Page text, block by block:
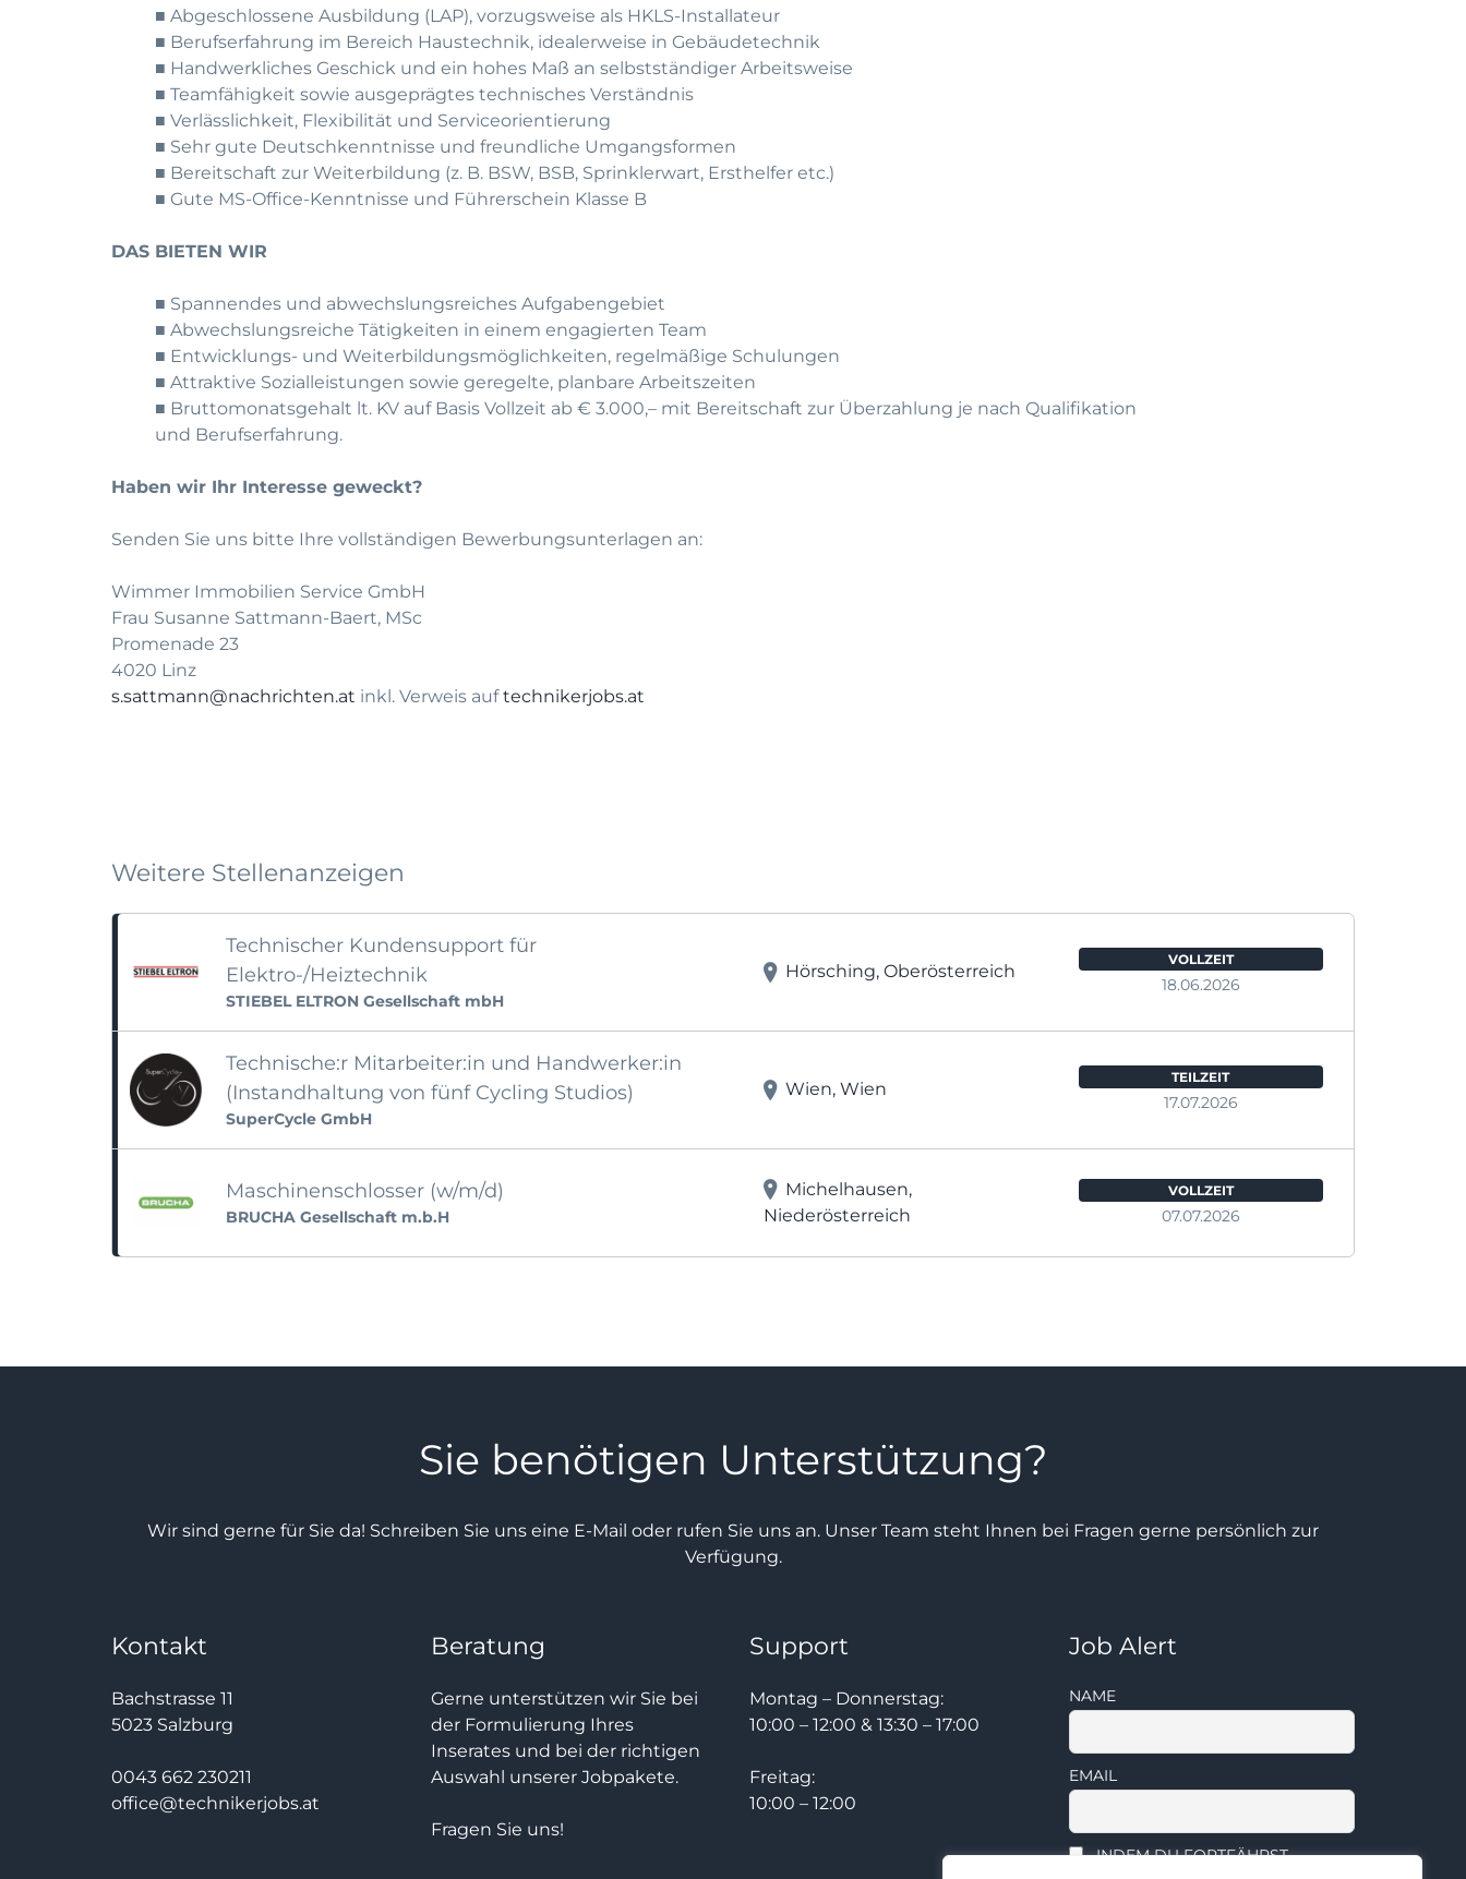
■ Abgeschlossene Ausbildung (LAP), vorzugsweise als HKLS-Installateur
■ Berufserfahrung im Bereich Haustechnik, idealerweise in Gebäudetechnik
■ Handwerkliches Geschick und ein hohes Maß an selbstständiger Arbeitsweise
■ Teamfähigkeit sowie ausgeprägtes technisches Verständnis
■ Verlässlichkeit, Flexibilität und Serviceorientierung
■ Sehr gute Deutschkenntnisse und freundliche Umgangsformen
■ Bereitschaft zur Weiterbildung (z. B. BSW, BSB, Sprinklerwart, Ersthelfer etc.)
■ Gute MS-Office-Kenntnisse und Führerschein Klasse B
DAS BIETEN WIR
■ Spannendes und abwechslungsreiches Aufgabengebiet
■ Abwechslungsreiche Tätigkeiten in einem engagierten Team
■ Entwicklungs- und Weiterbildungsmöglichkeiten, regelmäßige Schulungen
■ Attraktive Sozialleistungen sowie geregelte, planbare Arbeitszeiten
■ Bruttomonatsgehalt lt. KV auf Basis Vollzeit ab € 3.000,– mit Bereitschaft zur Überzahlung je nach Qualifikation
und Berufserfahrung.
Haben wir Ihr Interesse geweckt?
Senden Sie uns bitte Ihre vollständigen Bewerbungsunterlagen an:
Wimmer Immobilien Service GmbH
Frau Susanne Sattmann-Baert, MSc
Promenade 23
4020 Linz
s.sattmann@nachrichten.at inkl. Verweis auftechnikerjobs.at
Weitere Stellenanzeigen
Technischer Kundensupport für
Elektro-/Heiztechnik
STIEBEL ELTRON Gesellschaft mbH
Hörsching, Oberösterreich
VOLLZEIT
18.06.2026
Technische:r Mitarbeiter:in und Handwerker:in
(Instandhaltung von fünf Cycling Studios)
SuperCycle GmbH
Wien, Wien
TEILZEIT
17.07.2026
Maschinenschlosser (w/m/d)
BRUCHA Gesellschaft m.b.H
Michelhausen,
Niederösterreich
VOLLZEIT
07.07.2026
Sie benötigen Unterstützung?
Wir sind gerne für Sie da! Schreiben Sie uns eine E-Mail oder rufen Sie uns an. Unser Team steht Ihnen bei Fragen gerne persönlich zur
Verfügung.
Kontakt
Bachstrasse 11
5023 Salzburg
0043 662 230211
office@technikerjobs.at
Beratung
Gerne unterstützen wir Sie bei
der Formulierung Ihres
Inserates und bei der richtigen
Auswahl unserer Jobpakete.
Fragen Sie uns!
Support
Montag – Donnerstag:
10:00 – 12:00 & 13:30 – 17:00
Freitag:
10:00 – 12:00
Job Alert
NAME
EMAIL
INDEM DU FORTFÄHRST,